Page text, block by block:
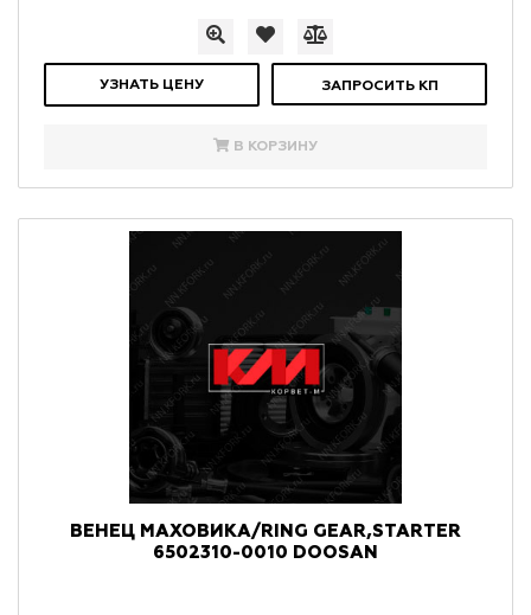
УЗНАТЬ ЦЕНУ ЗАПРОСИТЬ КП
В КОРЗИНУ
ВЕНЕЦ МАХОВИКА/RING GEAR,STARTER
6502310-0010 DOOSAN